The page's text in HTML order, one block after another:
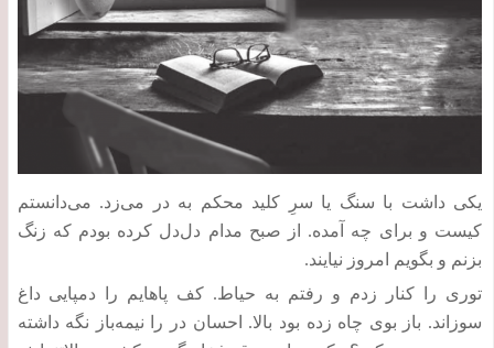
یکی داشت با سنگ یا سرِ کلید محکم به در می‌زد. می‌دانستم
کیست و برای چه آمده.
از صبح مدام دل‌دل کرده بودم که زنگ
بزنم و بگویم امروز نیایند.
توری را کنار زدم و رفتم به حیاط. کف پاهایم را دمپایی داغ
سوزاند. باز بوی چاه زده بود بالا.
احسان در را نیمه‌باز نگه داشته